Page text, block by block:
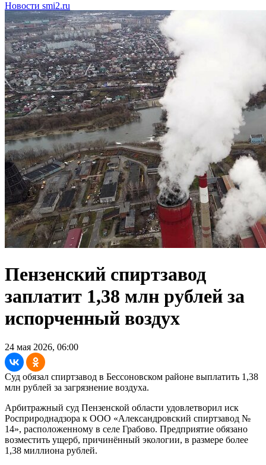
Новости smi2.ru
Пензенский спиртзавод
заплатит 1,38 млн рублей за
испорченный воздух
24 мая 2026, 06:00
Суд обязал спиртзавод в Бессоновском районе выплатить 1,38
млн рублей за загрязнение воздуха.
Арбитражный суд Пензенской области удовлетворил иск
Росприроднадзора к ООО «Александровский спиртзавод №
14», расположенному в селе Грабово. Предприятие обязано
возместить ущерб, причинённый экологии, в размере более
1,38 миллиона рублей.